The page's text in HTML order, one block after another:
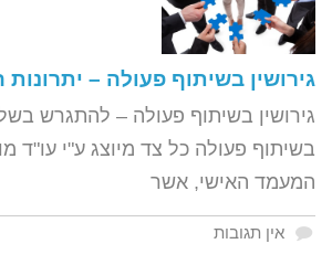
גירושין בשיתוף פעולה – יתרונות
גירושין בשיתוף פעולה – להתגרש
בשיתוף פעולה כל צד מיוצג ע"י עו"ד
המעמד האישי, אשר
אין תגובות